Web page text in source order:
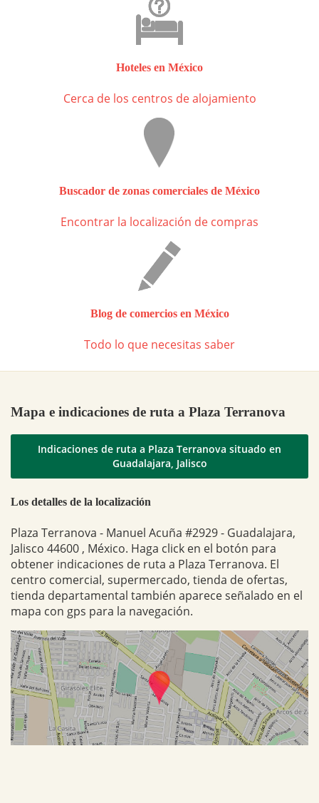
Hoteles en México
Cerca de los centros de alojamiento
Buscador de zonas comerciales de México
Encontrar la localización de compras
Blog de comercios en México
Todo lo que necesitas saber
Mapa e indicaciones de ruta a Plaza Terranova
Indicaciones de ruta a Plaza Terranova situado en
Guadalajara, Jalisco
Los detalles de la localización
Plaza Terranova - Manuel Acuña #2929 - Guadalajara,
Jalisco 44600 , México. Haga click en el botón para
obtener indicaciones de ruta a Plaza Terranova. El
centro comercial, supermercado, tienda de ofertas,
tienda departamental también aparece señalado en el
mapa con gps para la navegación.